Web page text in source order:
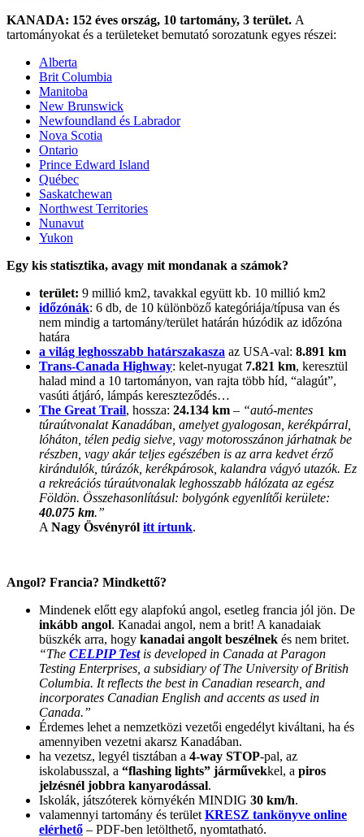
KANADA: 152 éves ország, 10 tartomány, 3 terület. A
tartományokat és a területeket bemutató sorozatunk egyes részei:
Alberta
Brit Columbia
Manitoba
New Brunswick
Newfoundland és Labrador
Nova Scotia
Ontario
Prince Edward Island
Québec
Saskatchewan
Northwest Territories
Nunavut
Yukon
Egy kis statisztika, avagy mit mondanak a számok?
terület: 9 millió km2, tavakkal együtt kb. 10 millió km2
időzónák: 6 db, de 10 különböző kategóriája/típusa van és
nem mindig a tartomány/terület határán húzódik az időzóna
határa
a világ leghosszabb határszakasza az USA-val: 8.891 km
Trans-Canada Highway: kelet-nyugat 7.821 km, keresztül
halad mind a 10 tartományon, van rajta több híd, “alagút”,
vasúti átjáró, lámpás kereszteződés…
The Great Trail, hossza: 24.134 km – “autó-mentes
túraútvonalat Kanadában, amelyet gyalogosan, kerékpárral,
lóháton, télen pedig sielve, vagy motorosszánon járhatnak be
részben, vagy akár teljes egészében is az arra kedvet érző
kirándulók, túrázók, kerékpárosok, kalandra vágyó utazók. Ez
a rekreációs túraútvonalak leghosszabb hálózata az egész
Földön. Összehasonlításul: bolygónk egyenlítői kerülete:
40.075 km.”
A Nagy Ösvényról itt írtunk.
Angol? Francia? Mindkettő?
Mindenek előtt egy alapfokú angol, esetleg francia jól jön. De
inkább angol. Kanadai angol, nem a brit! A kanadaiak
büszkék arra, hogy kanadai angolt beszélnek és nem britet.
“The CELPIP Testis developed in Canada at Paragon
Testing Enterprises, a subsidiary of The University of British
Columbia. It reflects the best in Canadian research, and
incorporates Canadian English and accents as used in
Canada.”
Érdemes lehet a nemzetközi vezetői engedélyt kiváltani, ha és
amennyiben vezetni akarsz Kanadában.
ha vezetsz, legyél tisztában a 4-way STOP-pal, az
iskolabusszal, a “flashing lights” járművekkel, a piros
jelzésnél jobbra kanyarodással.
Iskolák, játszóterek környékén MINDIG 30 km/h.
valamennyi tartomány és terület KRESZ tankönyve online
elérhető – PDF-ben letölthető, nyomtatható.